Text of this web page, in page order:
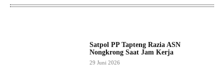
Satpol PP Tapteng Razia ASN
Nongkrong Saat Jam Kerja
29 Juni 2026